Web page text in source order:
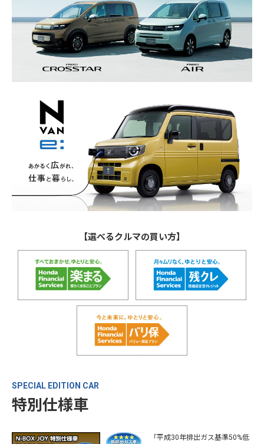
【選べるクルマの買い方】
SPECIAL EDITION CAR
特別仕様車
「平成30年排出ガス基準50%低